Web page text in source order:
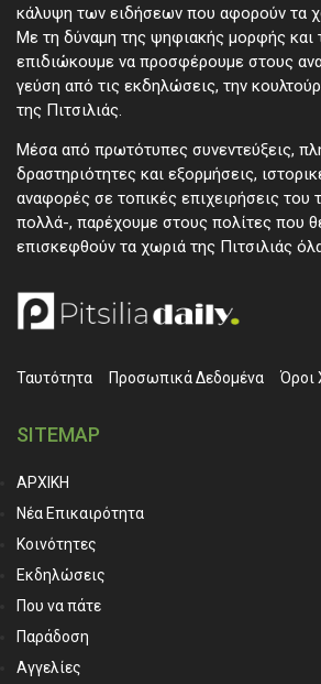
κάλυψη των ειδήσεων που αφορούν τα
Με τη δύναμη της ψηφιακής μορφής και
επιδιώκουμε να προσφέρουμε στους
γεύση από τις εκδηλώσεις, την
της Πιτσιλιάς.
Μέσα από πρωτότυπες συνεντεύξεις,
δραστηριότητες και εξορμήσεις,
αναφορές σε τοπικές επιχειρήσεις του
πολλά-, παρέχουμε στους πολίτες που
επισκεφθούν τα χωριά της Πιτσιλιάς
Ταυτότητα Προσωπικά ∆εδομένα Όροι
SITEMAP
ΑΡΧΙΚΗ
Νέα Επικαιρότητα
Κοινότητες
Εκδηλώσεις
Που να πάτε
Παράδοση
Αγγελίες